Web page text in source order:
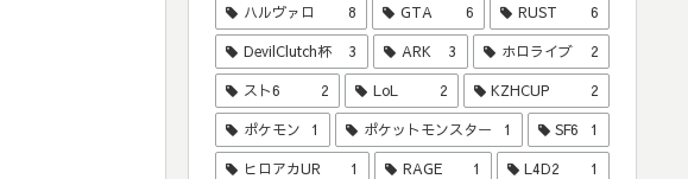
ハルヴァロ 8 GTA 6 RUST 6
DevilClutch杯 3 ARK 3 ホロライブ 2
スト6 2 LoL 2 KZHCUP 2
ポケモン 1 ポケットモンスター 1 SF6 1
ヒロアカUR 1 RAGE 1 L4D2 1